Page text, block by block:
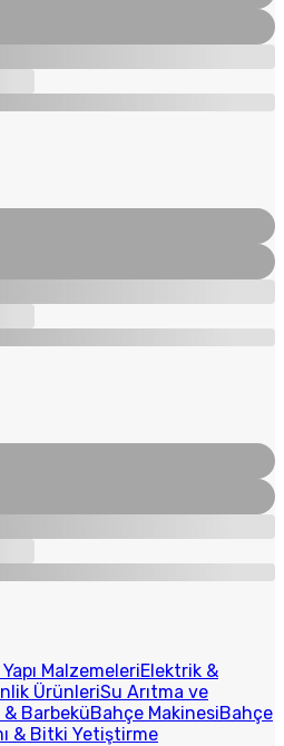
MalzemeleriElektrik &
ÜrünleriSu Arıtma ve
& BarbeküBahçe MakinesiBahçe
& Bitki Yetiştirme